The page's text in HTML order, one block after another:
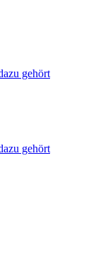
gehört
gehört